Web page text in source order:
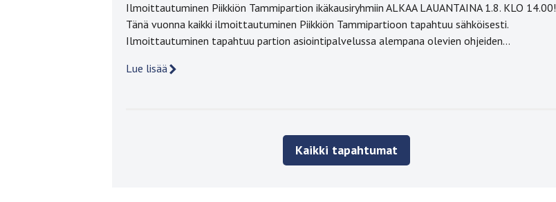
Ilmoittautuminen Piikkiön Tammipartion ikäkausiryhmiin ALKAA LAUANTAINA 1.8. KLO 14.00!
Tänä vuonna kaikki ilmoittautuminen Piikkiön Tammipartioon tapahtuu sähköisesti.
Ilmoittautuminen tapahtuu partion asiointipalvelussa alempana olevien ohjeiden…
Lue lisää
Kaikki tapahtumat